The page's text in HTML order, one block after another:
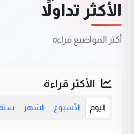
الأكثر تداولاً
أكثر المواضيع قراءة
الأكثر قراءة
اليوم الأسبوع الشهر